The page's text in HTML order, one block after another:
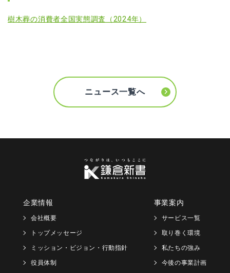
樹木葬の消費者全国実態調査（2024年）
ニュース一覧へ
企業情報
会社概要
トップメッセージ
ミッション・ビジョン・行動指針
役員体制
事業案内
サービス一覧
取り巻く環境
私たちの強み
今後の事業計画